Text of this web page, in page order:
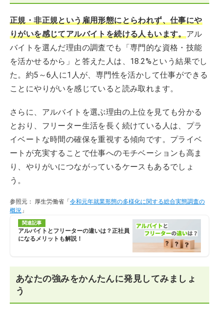
正規・非正規という雇用形態にとらわれず、仕事にや
りがいを感じてアルバイトを続ける人もいます。アル
バイトを選んだ理由の調査でも「専門的な資格・技能
を活かせるから」と答えた人は、18.2%という結果でし
た。約5～6人に1人が、専門性を活かして仕事ができる
ことにやりがいを感じていると読み取れます。
さらに、アルバイトを選ぶ理由の上位を見ても分かる
とおり、フリーター生活を長く続けている人は、プラ
イベートな時間の確保を重視する傾向です。プライベ
ートが充実することで仕事へのモチベーションも高ま
り、やりがいにつながっているケースもあるでしょ
う。
参照元： 厚生労働省「 令和元年就業形態の多様化に関する総合実態調査の
概況 」
関連記事
アルバイトとフリーターの違いは？正社員
になるメリットも解説！
あなたの強みをかんたんに発見してみましょ
う